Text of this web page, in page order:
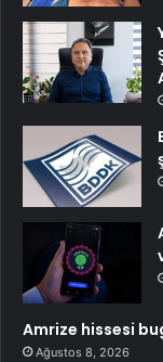
Amrize hissesi
Ağustos 8, 2026